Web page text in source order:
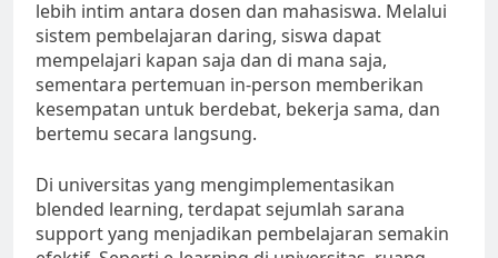
lebih intim antara dosen dan mahasiswa. Melalui
sistem pembelajaran daring, siswa dapat
mempelajari kapan saja dan di mana saja,
sementara pertemuan in-person memberikan
kesempatan untuk berdebat, bekerja sama, dan
bertemu secara langsung.
Di universitas yang mengimplementasikan
blended learning, terdapat sejumlah sarana
support yang menjadikan pembelajaran semakin